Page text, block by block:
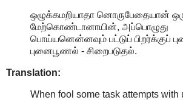
ஒழுக்கமறியாதா னொருபேதையான்
மேற்கொண்டானாயின், அப்பொழுது
பொய்யனென்னவும் பட்டுப் பிறர்க்குப்
புனைபூணல் - சிறைபடுதல்.
Translation:
When fool some task attempts with